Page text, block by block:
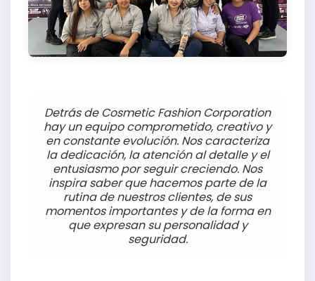
Detrás de Cosmetic Fashion Corporation
hay un equipo comprometido, creativo y
en constante evolución. Nos caracteriza
la dedicación, la atención al detalle y el
entusiasmo por seguir creciendo. Nos
inspira saber que hacemos parte de la
rutina de nuestros clientes, de sus
momentos importantes y de la forma en
que expresan su personalidad y
seguridad.